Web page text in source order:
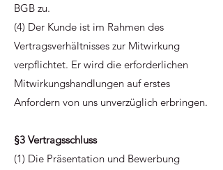
BGB zu.
(4) Der Kunde ist im Rahmen des
Vertragsverhältnisses zur Mitwirkung
verpflichtet. Er wird die erforderlichen
Mitwirkungshandlungen auf erstes
Anfordern von uns unverzüglich erbringen.
§3 Vertragsschluss
(1) Die Präsentation und Bewerbung